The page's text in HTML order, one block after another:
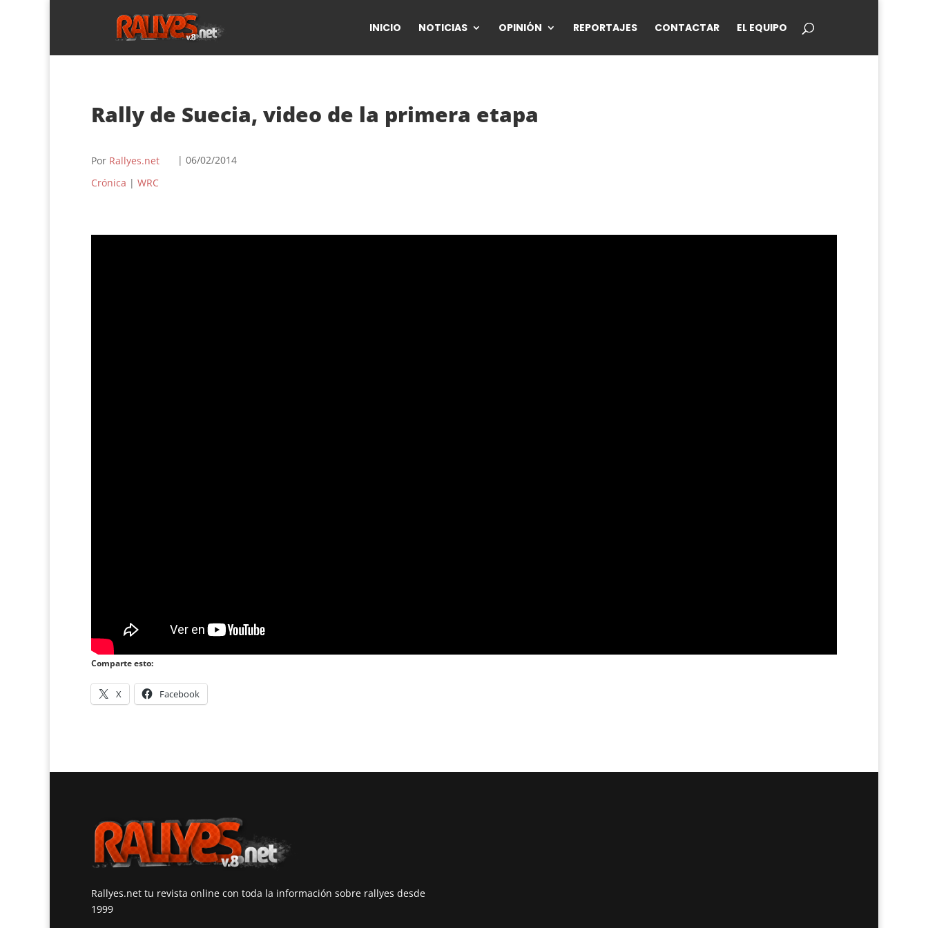
INICIO NOTICIAS OPINIÓN REPORTAJES CONTACTAR EL EQUIPO
Rally de Suecia, video de la primera etapa
Por Rallyes.net
| 06/02/2014
Crónica | WRC
Comparte esto:
X Facebook
Rallyes.net tu revista online con toda la información sobre rallyes desde
1999